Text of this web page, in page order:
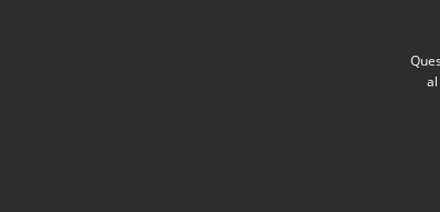
IBAN COMUNALI: per i cittadini